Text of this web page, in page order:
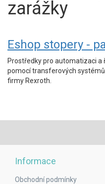
zarážky
Eshop stopery -
Prostředky pro automatizaci
pomocí transferových
firmy Rexroth.
Informace
Obchodní podmínky